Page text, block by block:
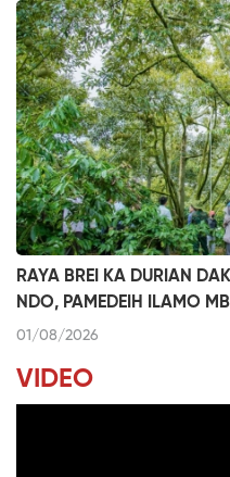
RAYA BREI KA DURIAN
NDO, PAMEDEIH ILAMO
01/08/2026
VIDEO